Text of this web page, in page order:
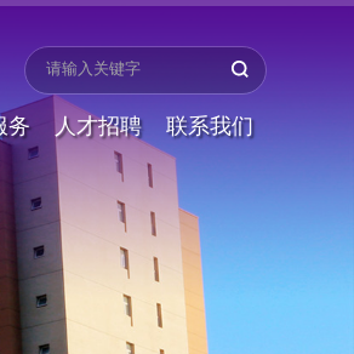
务 人才招聘 联系我们